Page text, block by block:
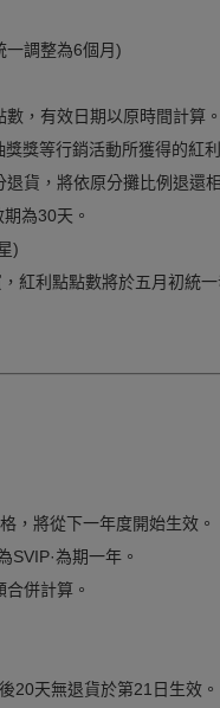
調整為6個月)
，有效日期以原時間計算
獎等行銷活動所獲得的紅
貨，將依原分攤比例退還
為30天。
)
紅利點點數將於五月初統
，將從下一年度開始生效。
SVIP·為期一年。
併計算。
20天無退貨於第21日生效。